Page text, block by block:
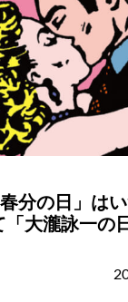
分の日」は
「大瀧詠一の